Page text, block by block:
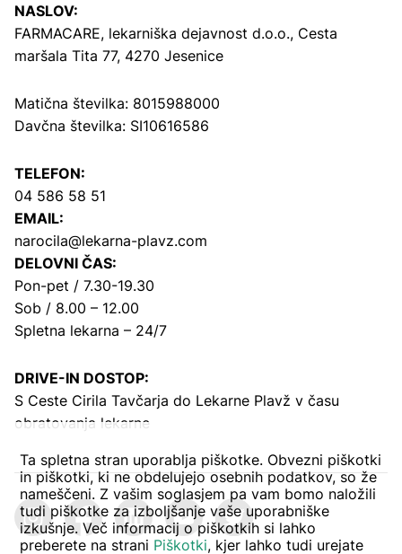
NASLOV:
FARMACARE, lekarniška dejavnost d.o.o., Cesta
maršala Tita 77, 4270 Jesenice
Matična številka: 8015988000
Davčna številka: SI10616586
TELEFON:
04 586 58 51
EMAIL:
narocila@lekarna-plavz.com
DELOVNI ČAS:
Pon-pet / 7.30-19.30
Sob / 8.00 – 12.00
Spletna lekarna – 24/7
DRIVE-IN DOSTOP:
S Ceste Cirila Tavčarja do Lekarne Plavž v času
obratovanja lekarne
Ta spletna stran uporablja piškotke. Obvezni piškotki
in piškotki, ki ne obdelujejo osebnih podatkov, so že
nameščeni. Z vašim soglasjem pa vam bomo naložili
tudi piškotke za izboljšanje vaše uporabniške
izkušnje. Več informacij o piškotkih si lahko
preberete na strani Piškotki, kjer lahko tudi urejate